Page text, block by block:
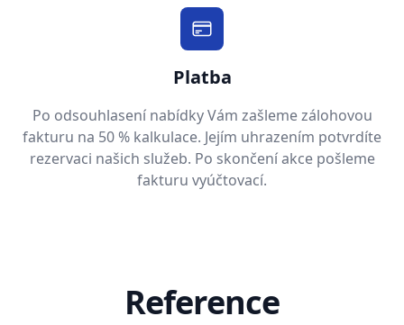
Platba
Po odsouhlasení nabídky Vám zašleme zálohovou
fakturu na 50 % kalkulace. Jejím uhrazením potvrdíte
rezervaci našich služeb. Po skončení akce pošleme
fakturu vyúčtovací.
Reference